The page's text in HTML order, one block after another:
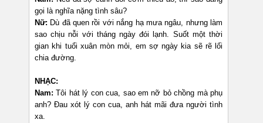
gọi là nghĩa nặng tình sâu?
Nữ: Dù đã quen rồi với nắng hạ mưa ngâu, nhưng làm
sao chịu nỗi với tháng ngày đói lạnh. Suốt một thời
gian khi tuổi xuân mòn mỏi, em sợ ngày kia sẽ rẽ lối
chia đường.
NHẠC:
Nam: Tôi hát lý con cua, sao em nỡ bỏ chồng mà phụ
anh? Đau xót lý con cua, anh hát mãi đưa người tình
xa.